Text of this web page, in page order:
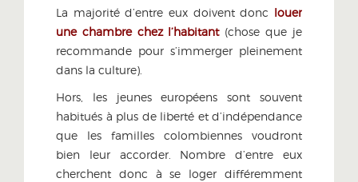
La majorité d’entre eux doivent donc louer
une chambre chez l’habitant(chose que je
recommande pour s’immerger pleinement
dans la culture).
Hors, les jeunes européens sont souvent
habitués à plus de liberté et d’indépendance
que les familles colombiennes voudront
bien leur accorder. Nombre d’entre eux
cherchent donc à se loger différemment